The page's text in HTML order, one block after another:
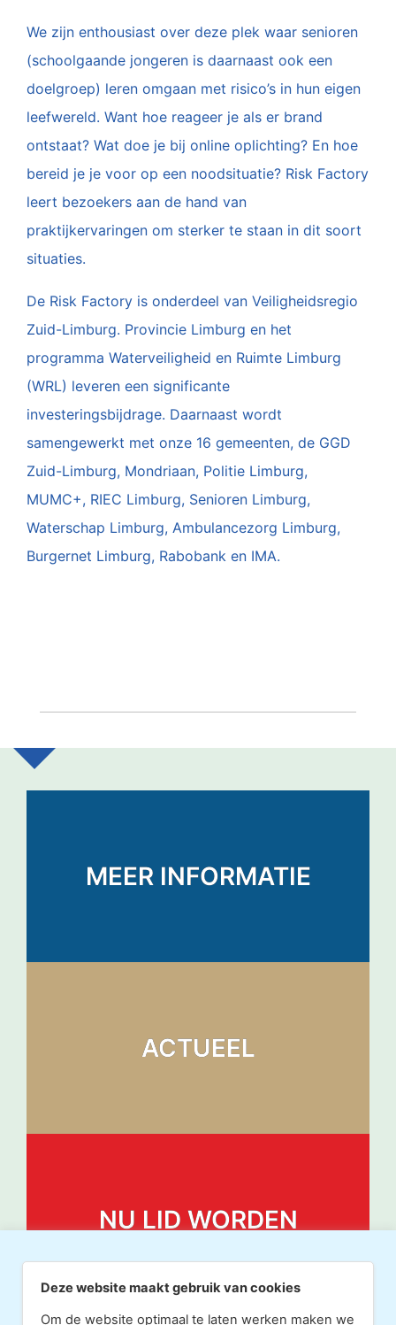
We zijn enthousiast over deze plek waar senioren
(schoolgaande jongeren is daarnaast ook een
doelgroep) leren omgaan met risico’s in hun eigen
leefwereld. Want hoe reageer je als er brand
ontstaat? Wat doe je bij online oplichting? En hoe
bereid je je voor op een noodsituatie? Risk Factory
leert bezoekers aan de hand van
praktijkervaringen om sterker te staan in dit soort
situaties.
De Risk Factory is onderdeel van Veiligheidsregio
Zuid-Limburg. Provincie Limburg en het
programma Waterveiligheid en Ruimte Limburg
(WRL) leveren een significante
investeringsbijdrage. Daarnaast wordt
samengewerkt met onze 16 gemeenten, de GGD
Zuid-Limburg, Mondriaan, Politie Limburg,
MUMC+, RIEC Limburg, Senioren Limburg,
Waterschap Limburg, Ambulancezorg Limburg,
Burgernet Limburg, Rabobank en IMA.
MEER INFORMATIE
ACTUEEL
NU LID WORDEN
Deze website maakt gebruik van cookies
Om de website optimaal te laten werken maken we